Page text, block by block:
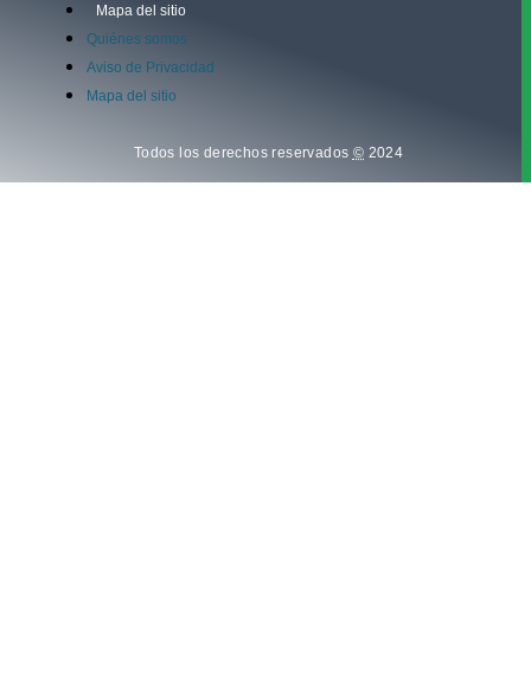
Mapa del sitio
Quiénes somos
Aviso de Privacidad
Mapa del sitio
Todos los derechos reservados © 2024